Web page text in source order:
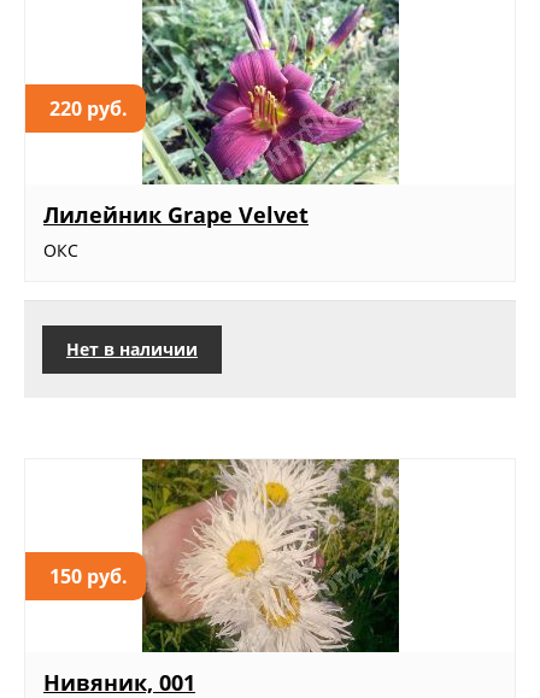
220 руб.
Лилейник Grape Velvet
ОКС
Нет в наличии
150 руб.
Нивяник, 001